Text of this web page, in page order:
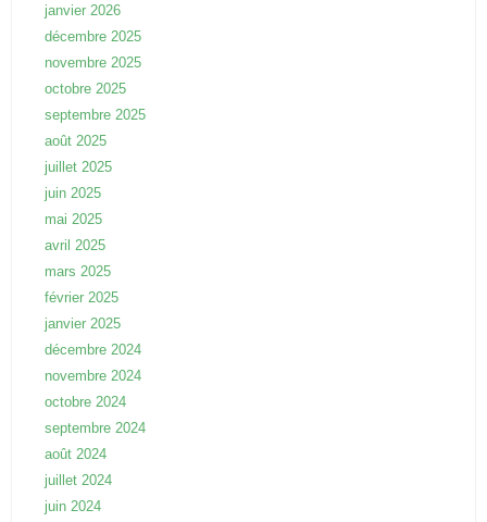
janvier 2026
décembre 2025
novembre 2025
octobre 2025
septembre 2025
août 2025
juillet 2025
juin 2025
mai 2025
avril 2025
mars 2025
février 2025
janvier 2025
décembre 2024
novembre 2024
octobre 2024
septembre 2024
août 2024
juillet 2024
juin 2024